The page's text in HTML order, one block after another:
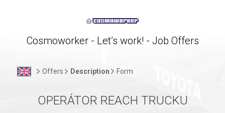
Cosmoworker - Let’s work! - Job Offers
Offers Description Form
OPERÁTOR REACH TRUCKU